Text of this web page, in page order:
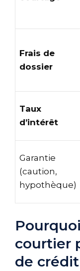
Frais de
dossier
Taux
d’intérêt
Garantie
(caution,
hypothèque)
courtier
de crédit